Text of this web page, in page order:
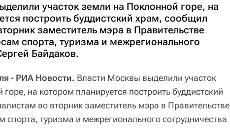
участок земли на Поклонной горе, на
построить буддистский храм, сообщил
заместитель мэра в Правительстве
спорта, туризма и межрегионального
Байдаков.
- РИА Новости. Власти Москвы выделили участок
на котором планируется построить буддистский
во вторник заместитель мэра в Правительстве
туризма и межрегионального сотрудничества